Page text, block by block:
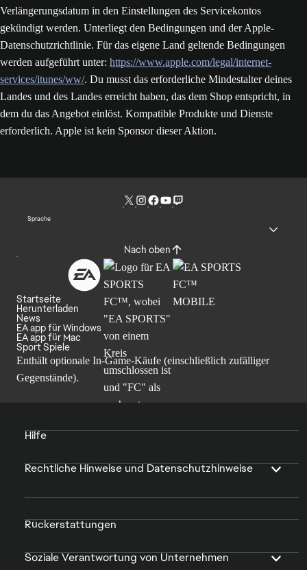
Verlängerungsdatum in den Einstellungen des Servicekontos
gekündigt werden. Unterliegt den Bedingungen und der Apple-
Datenschutzrichtlinie. Für das eigene Land geltende Bedingungen
werden aufgeführt unter: https://www.apple.com/legal/internet-
services/itunes/ww/. Du musst das erforderliche Mindestalter deines
Landes und des Landes erreicht haben, das dem Shop entspricht, in
dem du das Angebot einlöst. Kompatible Produkte und Dienste
erforderlich. Apple ist kein Sponsor dieser Aktion.
Sprache
Nach oben
Startseite
Herunterladen
News
EA app für Windows
EA app für Mac
Sport Spiele
Enthält optionale In-Game-Käufe (einschließlich zufälliger
Gegenstände).
Hilfe
Rechtliche Hinweise und Datenschutzhinweise
Rückerstattungen
Soziale Verantwortung von Unternehmen